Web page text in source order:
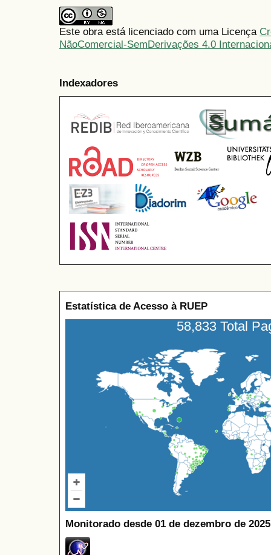
Este obra está licenciado com uma Licença
NãoComercial-SemDerivações 4.0
Indexadores
Estatística de Acesso à RUEP
58,833 Total
Monitorado desde 01 de dezembro de